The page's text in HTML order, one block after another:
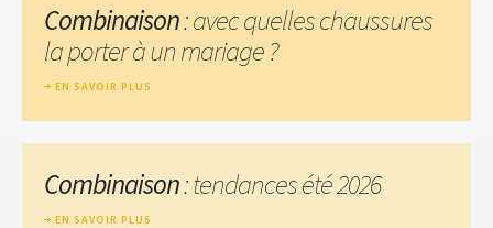
Combinaison: avec quelles chaussures
la porter à un mariage ?
EN SAVOIR PLUS
Combinaison: tendances été 2026
EN SAVOIR PLUS